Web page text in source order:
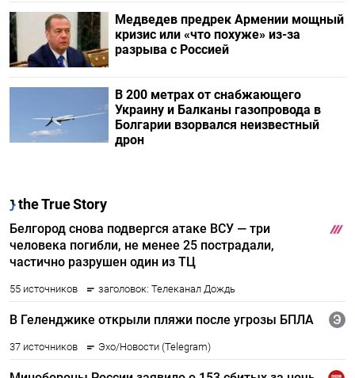
Медведев предрек Армении мощный
кризис или «что похуже» из-за
разрыва с Россией
В 200 метрах от снабжающего
Украину и Балканы газопровода в
Болгарии взорвался неизвестный
дрон